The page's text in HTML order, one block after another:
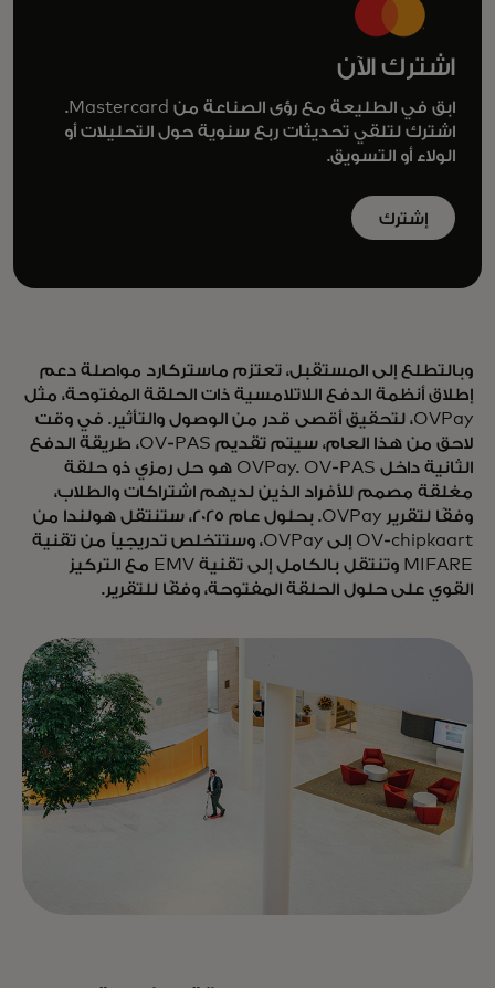
اشترك الآن
ابق في الطليعة مع رؤى الصناعة من Mastercard.
اشترك لتلقي تحديثات ربع سنوية حول التحليلات أو
الولاء أو التسويق.
إشترك
وبالتطلع إلى المستقبل، تعتزم ماستركارد مواصلة دعم
إطلاق أنظمة الدفع اللاتلامسية ذات الحلقة المفتوحة، مثل
OVPay، لتحقيق أقصى قدر من الوصول والتأثير. في وقت
لاحق من هذا العام، سيتم تقديم OV-PAS، طريقة الدفع
الثانية داخل OVPay. OV-PAS هو حل رمزي ذو حلقة
مغلقة مصمم للأفراد الذين لديهم اشتراكات والطلاب،
وفقًا لتقرير OVPay. بحلول عام 2025، ستنتقل هولندا من
OV-chipkaart إلى OVPay، وستتخلص تدريجياً من تقنية
MIFARE وتنتقل بالكامل إلى تقنية EMV مع التركيز
القوي على حلول الحلقة المفتوحة، وفقًا للتقرير.